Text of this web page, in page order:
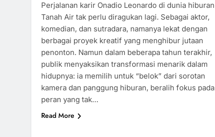
Perjalanan karir Onadio Leonardo di dunia hiburan
Tanah Air tak perlu diragukan lagi. Sebagai aktor,
komedian, dan sutradara, namanya lekat dengan
berbagai proyek kreatif yang menghibur jutaan
penonton. Namun dalam beberapa tahun terakhir,
publik menyaksikan transformasi menarik dalam
hidupnya: ia memilih untuk “belok” dari sorotan
kamera dan panggung hiburan, beralih fokus pada
peran yang tak…
Read More